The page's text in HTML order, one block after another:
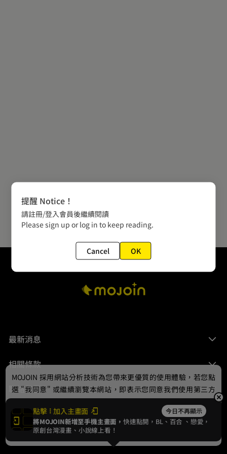
最新消息
相關條款
聯絡我們
© 2024 gamania Digital Entertainment Co., Ltd.
點擊 加入主畫面 今日不再顯示
將MOJOIN新增至手機主畫面，快速點開，BL、 百合 、戀愛，
原創台灣漫畫、小說線上看！
MOJOIN 採用網站分析技術為您帶來更優質的使用體驗，若您點
選 "我同意" 或繼續瀏覽本網站，即表示您同意我們使用第三方
Cookie，欲瞭解更多資訊請見隱私權政策。
我同意
提醒 Notice！
請註冊/登入會員後繼續閱讀
Please sign up or log in to keep reading.
Cancel OK